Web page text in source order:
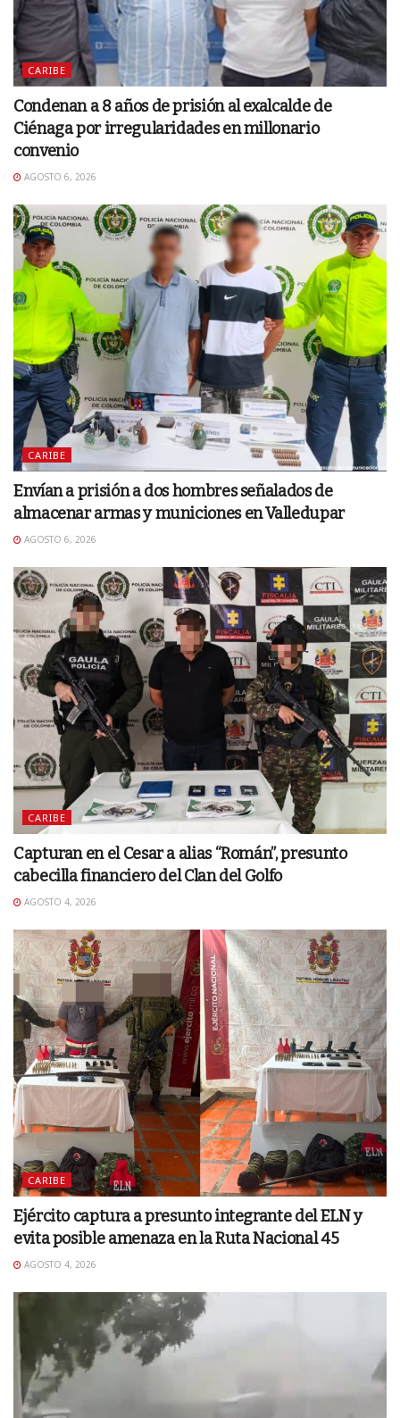
CARIBE
Condenan a 8 años de prisión al exalcalde de
Ciénaga por irregularidades en millonario
convenio
AGOSTO 6, 2026
CARIBE
Envían a prisión a dos hombres señalados de
almacenar armas y municiones en Valledupar
AGOSTO 6, 2026
CARIBE
Capturan en el Cesar a alias “Román”, presunto
cabecilla financiero del Clan del Golfo
AGOSTO 4, 2026
CARIBE
Ejército captura a presunto integrante del ELN y
evita posible amenaza en la Ruta Nacional 45
AGOSTO 4, 2026